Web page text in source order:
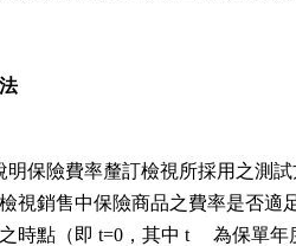
明保險費率釐訂檢視所採用之測
檢視銷售中保險商品之費率是否適
時點（即 t=0，其中 t 　為保單